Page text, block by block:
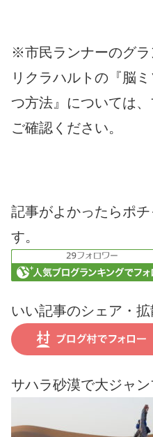
※市民ランナーのグ
リクラハルトの『脳
つ方法』については
ご確認ください。
記事がよかったらポ
す。
いい記事のシェア・拡
サハラ砂漠で大ジャ